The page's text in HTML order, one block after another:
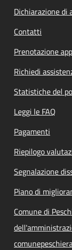
Dichiarazione di
Contatti
Prenotazione
Richiedi
Statistiche del
Leggi le FAQ
Pagamenti
Riepilogo
Segnalazione
Piano di
Comune di